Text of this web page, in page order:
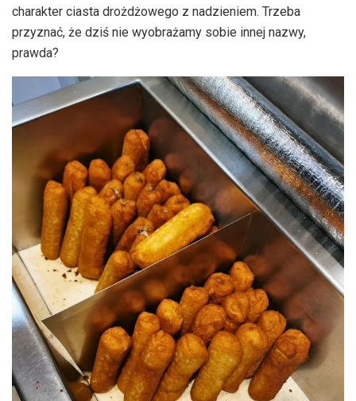
charakter ciasta drożdżowego z nadzieniem. Trzeba
przyznać, że dziś nie wyobrażamy sobie innej nazwy,
prawda?